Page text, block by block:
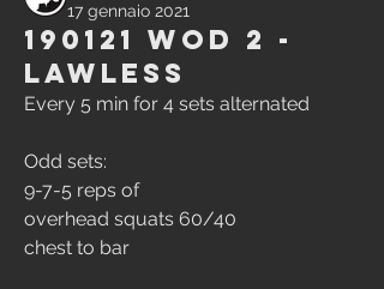
17 gennaio 2021
190121 WOD 2 -
Lawless
Every 5 min for 4 sets alternated
Odd sets:
9-7-5 reps of
overhead squats 60/40
chest to bar